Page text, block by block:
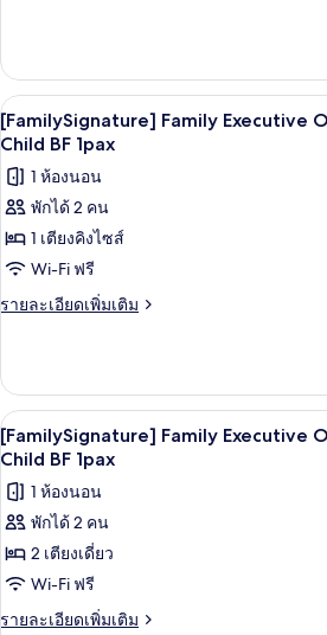
ไซส์
เตียง,
วิว
ทะเล
(F)
เกี่ยว
กับ
เคบิน,
เตียง
ไซส์
วิว
ทะเล
เปิด
ภาพถ่าย
ทั้งหมด
ของ
[FamilySignature]
Family
Executive
+
'da
Moim'
Child
BF
1pax
เครื่อง
5
[FamilySignature] Family Executive
Child BF 1pax
1 ห้องนอน
พักได้ 2 คน
1 เตียงคิงไซส์
Wi-Fi ฟรี
รายละเอียดเพิ่มเติม
ราย
เกี่ยว
กับ
[FamilySignature]
Family
Ocean
King
'da
Moim'
BF
เปิด
ภาพถ่าย
ทั้งหมด
ของ
[FamilySignature]
Family
Executive
เครื่อง
5
[FamilySignature] Family Executive
Child BF 1pax
1 ห้องนอน
พักได้ 2 คน
2 เตียงเดี่ยว
Wi-Fi ฟรี
รายละเอียดเพิ่มเติม
ราย